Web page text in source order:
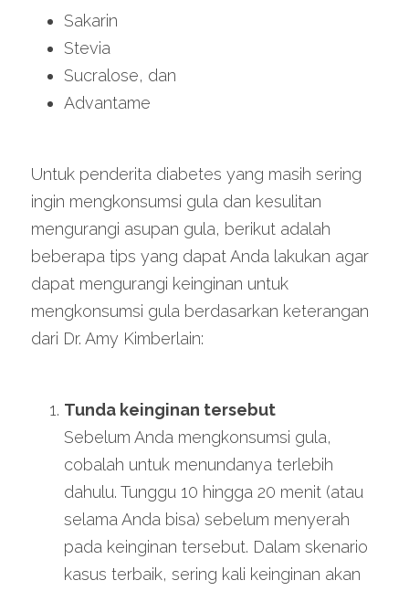
Sakarin
Stevia
Sucralose, dan
Advantame
Untuk penderita diabetes yang masih sering
ingin mengkonsumsi gula dan kesulitan
mengurangi asupan gula, berikut adalah
beberapa tips yang dapat Anda lakukan agar
dapat mengurangi keinginan untuk
mengkonsumsi gula berdasarkan keterangan
dari Dr. Amy Kimberlain:
Tunda keinginan tersebut
Sebelum Anda mengkonsumsi gula,
cobalah untuk menundanya terlebih
dahulu. Tunggu 10 hingga 20 menit (atau
selama Anda bisa) sebelum menyerah
pada keinginan tersebut. Dalam skenario
kasus terbaik, sering kali keinginan akan